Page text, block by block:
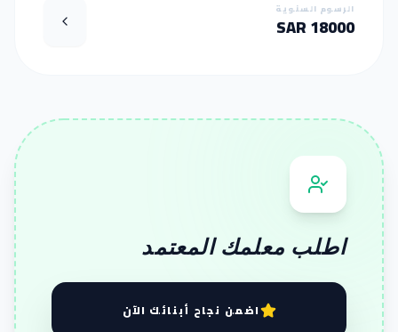
الرسوم السنوية
18000 SAR
اطلب معلمك المعتمد
اضمن نجاح أبنائك الآن